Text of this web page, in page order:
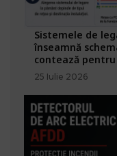
Sistemele de
înseamnă
contează
25 Iulie 2026